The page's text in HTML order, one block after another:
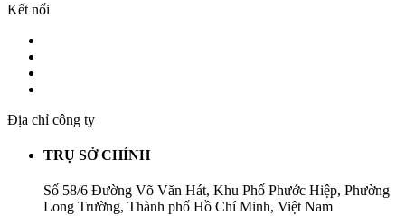
Kết nối
Địa chỉ công ty
TRỤ SỞ CHÍNH
Số 58/6 Đường Võ Văn Hát, Khu Phố Phước Hiệp, Phường
Long Trường, Thành phố Hồ Chí Minh, Việt Nam